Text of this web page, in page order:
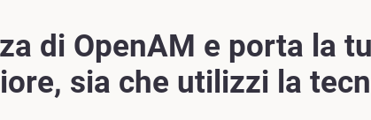
di OpenAM e porta la
sia che utilizzi la